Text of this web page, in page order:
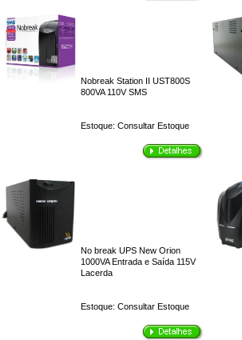
Nobreak Station II UST800S
800VA 110V SMS
Estoque: Consultar Estoque
No break UPS New Orion
1000VA Entrada e Saída 115V
Lacerda
Estoque: Consultar Estoque